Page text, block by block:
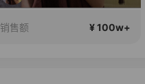
销售额 ¥ 100w+